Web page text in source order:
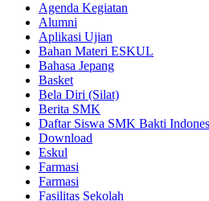
Agenda Kegiatan
Alumni
Aplikasi Ujian
Bahan Materi ESKUL
Bahasa Jepang
Basket
Bela Diri (Silat)
Berita SMK
Daftar Siswa SMK Bakti
Download
Eskul
Farmasi
Farmasi
Fasilitas Sekolah